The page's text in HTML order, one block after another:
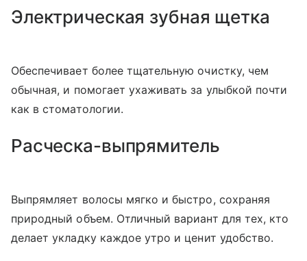
Электрическая зубная щетка
Обеспечивает более тщательную очистку, чем
обычная, и помогает ухаживать за улыбкой почти
как в стоматологии.
Расческа-выпрямитель
Выпрямляет волосы мягко и быстро, сохраняя
природный объем. Отличный вариант для тех, кто
делает укладку каждое утро и ценит удобство.